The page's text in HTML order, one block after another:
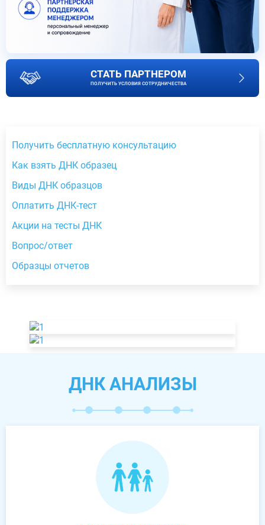
СТАТЬ ПАРТНЕРОМ
ПОЛУЧИТЬ УСЛОВИЯ СОТРУДНИЧЕСТВА
Получить бесплатную консультацию
Как взять ДНК образец
Виды ДНК образцов
Оплатить ДНК-тест
Акции на тесты ДНК
Вопрос/ответ
Образцы отчетов
ДНК АНАЛИЗЫ